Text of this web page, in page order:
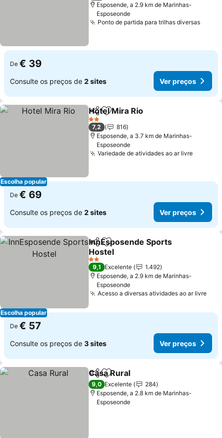
Esposende, a 2.9 km de Marinhas-
Esposeonde
Ponto de partida para trilhas diversasVer
De € 39
Consulte os preços de 2 sites Ver preços
Escolha popular
PartilharAdicionar aos favoritos
Hotel Mira Rio
2 Estrelas
7,2
816
Esposende, a 3.7 km de Marinhas-
Esposeonde
Variedade de atividades ao ar livreVer
De € 69
Consulte os preços de 2 sites Ver preços
Escolha popular
PartilharAdicionar aos favoritos
InnEsposende Sports
Hostel
Ver preços
2 Estrelas
9,1 Excelente
1.492
Esposende, a 2.9 km de Marinhas-
Esposeonde
Acesso a diversas atividades ao ar livreVer
De € 57
Consulte os preços de 3 sites Ver preços
PartilharAdicionar aos favoritos
Casa Rural
9,0 Excelente
284
Esposende, a 2.8 km de Marinhas-
Esposeonde